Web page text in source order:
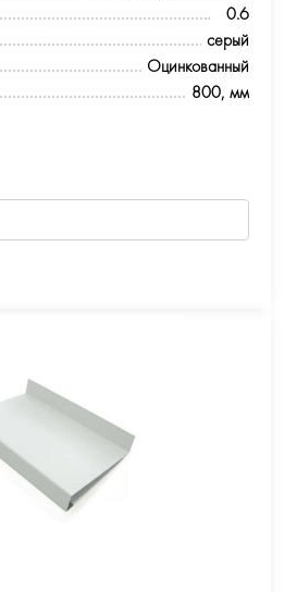
0.6
серый
Оцинкованный
800, мм